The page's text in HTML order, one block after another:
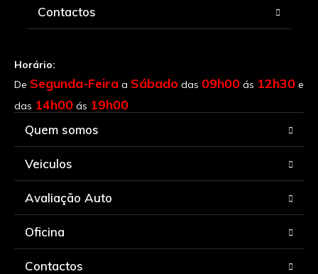
Contactos
Horário:
De Segunda-Feira a Sábado das 09h00 ás 12h30 e
das 14h00 ás 19h00
Quem somos
Veiculos
Avaliação Auto
Oficina
Contactos